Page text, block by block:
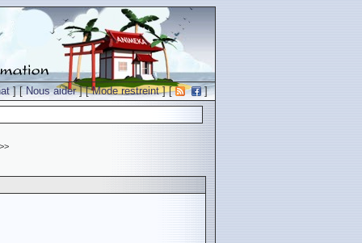
] [Nous aider] [Mode restreint] [ ]